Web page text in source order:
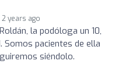
2 years ago
la podóloga un 10,
pacientes de ella
siéndolo.